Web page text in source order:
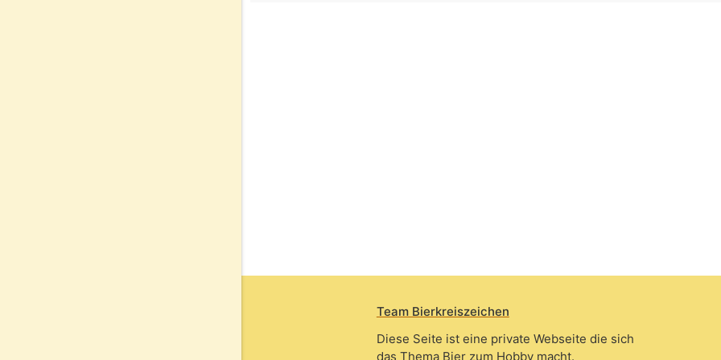
Team Bierkreiszeichen
Diese Seite ist eine private Webseite die sich
das Thema Bier zum Hobby macht.